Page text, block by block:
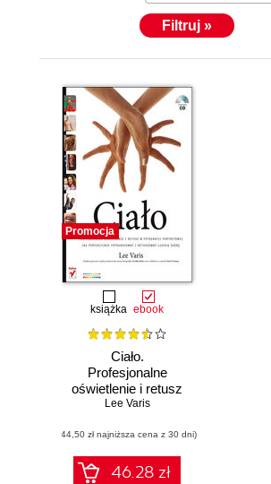
Filtruj »
Promocja
książka ebook
Ciało.
Profesjonalne
oświetlenie i retusz
w fotografii
Lee Varis
(44,50 zł najniższa cena z 30 dni)
46.28 zł